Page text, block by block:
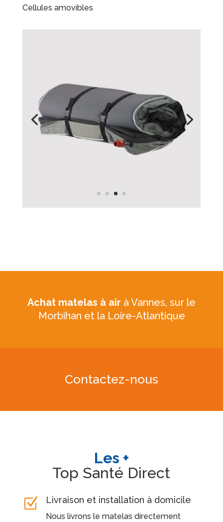
Cellules amovibles
Achat matelas à air à Vannes, sur le
Morbihan et la Loire-Atlantique
Contactez-nous
Les +
Top Santé Direct
Z Livraison et installation à domicile
Nous livrons le matelas directement